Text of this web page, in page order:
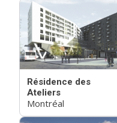
Résidence des
Ateliers
Montréal